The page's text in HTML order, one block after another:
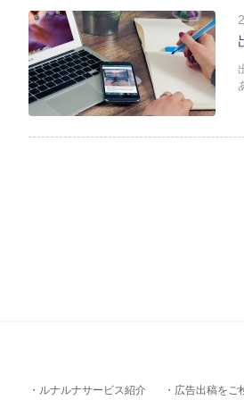
ルナルナサービス紹介 広告出稿をご